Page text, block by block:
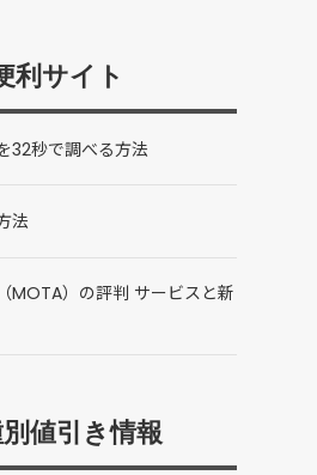
利サイト
32秒で調べる方法
法
MOTA）の評判 サービスと新
値引き情報